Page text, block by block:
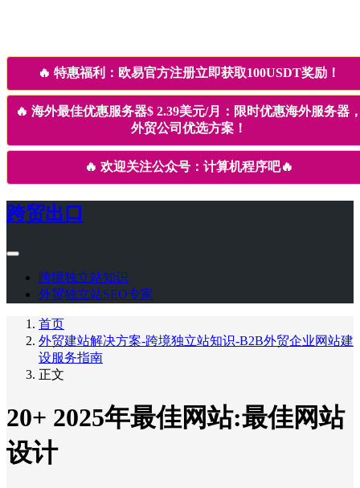
🔥 特惠福利：欧易官方注册立即获取100USDT奖励！
🔥 海外最佳优惠服务器$ 2.39美元/月：限时优惠海外服务器
外贸公司优选方案！
🔥 欢迎关注公众号：计算机程序吧🔥
跨贸出口
跨境独立站知识
外贸独立站SEO专家
首页
外贸建站解决方案-跨境独立站知识-B2B外贸企业网站建
设服务指南
正文
20+ 2025年最佳网站:最佳网站
设计